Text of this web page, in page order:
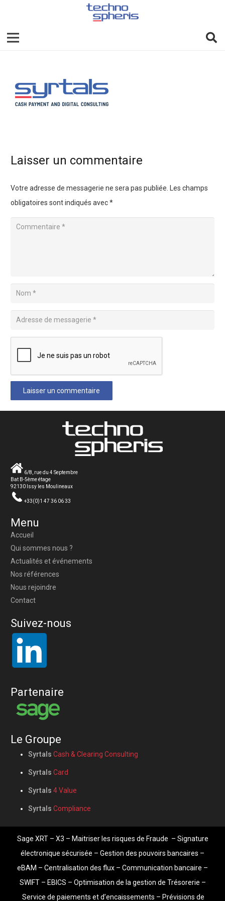
Laisser un commentaire
Votre adresse de messagerie ne sera pas publiée.
Les champs
obligatoires sont indiqués avec*
Laisser un commentaire
6/8, rue du 4 Septembre
Bat B-5ème étage
92130 Issy les Moulineaux
+33(0)1 47 36 06 33
Menu
Accueil
Qui sommes nous ?
Actualités et événements
Nos références
Nous rejoindre
Contact
Suivez-nous
Partenaire
Le Groupe
Syrtals Cash & Clearing Consulting
Syrtals Card
Syrtals 4 Value
Syrtals Compliance
Sage XRT– X3 – Maitriser les risques de Fraude – Signature
électronique sécurisée – Gestion des pouvoirs bancaires –
eBAM – Centralisation des flux – Communication bancaire –
SWIFT – EBICS – Optimisation de la gestion de Trésorerie –
Service de paiements et d’encaissements – Prévisions de